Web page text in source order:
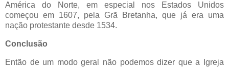
América do Norte, em especial nos Estados Unidos
começou em 1607, pela Grã Bretanha, que já era uma
nação protestante desde 1534.
Conclusão
Então de um modo geral não podemos dizer que a Igreja